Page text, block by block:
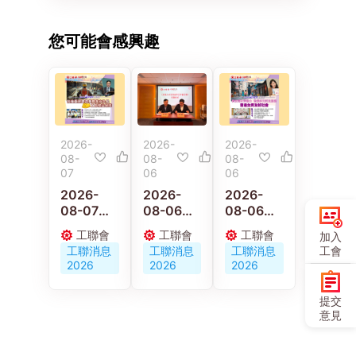
您可能會感興趣
2026-
08-
07
2026-
08-07
【施政報
告重點建
議】梁子
穎：政府
工聯會
工聯消息
2026
2026-
08-
06
2026-
08-06
京港工會
深化交流
合作 共促
人才培育
工聯會
工聯消息
2026
2026-
08-
06
2026-
08-06
【施政報
告重點建
議】陳穎
欣：倡政
工聯會
工聯消息
2026
加入
工會
提交
意見